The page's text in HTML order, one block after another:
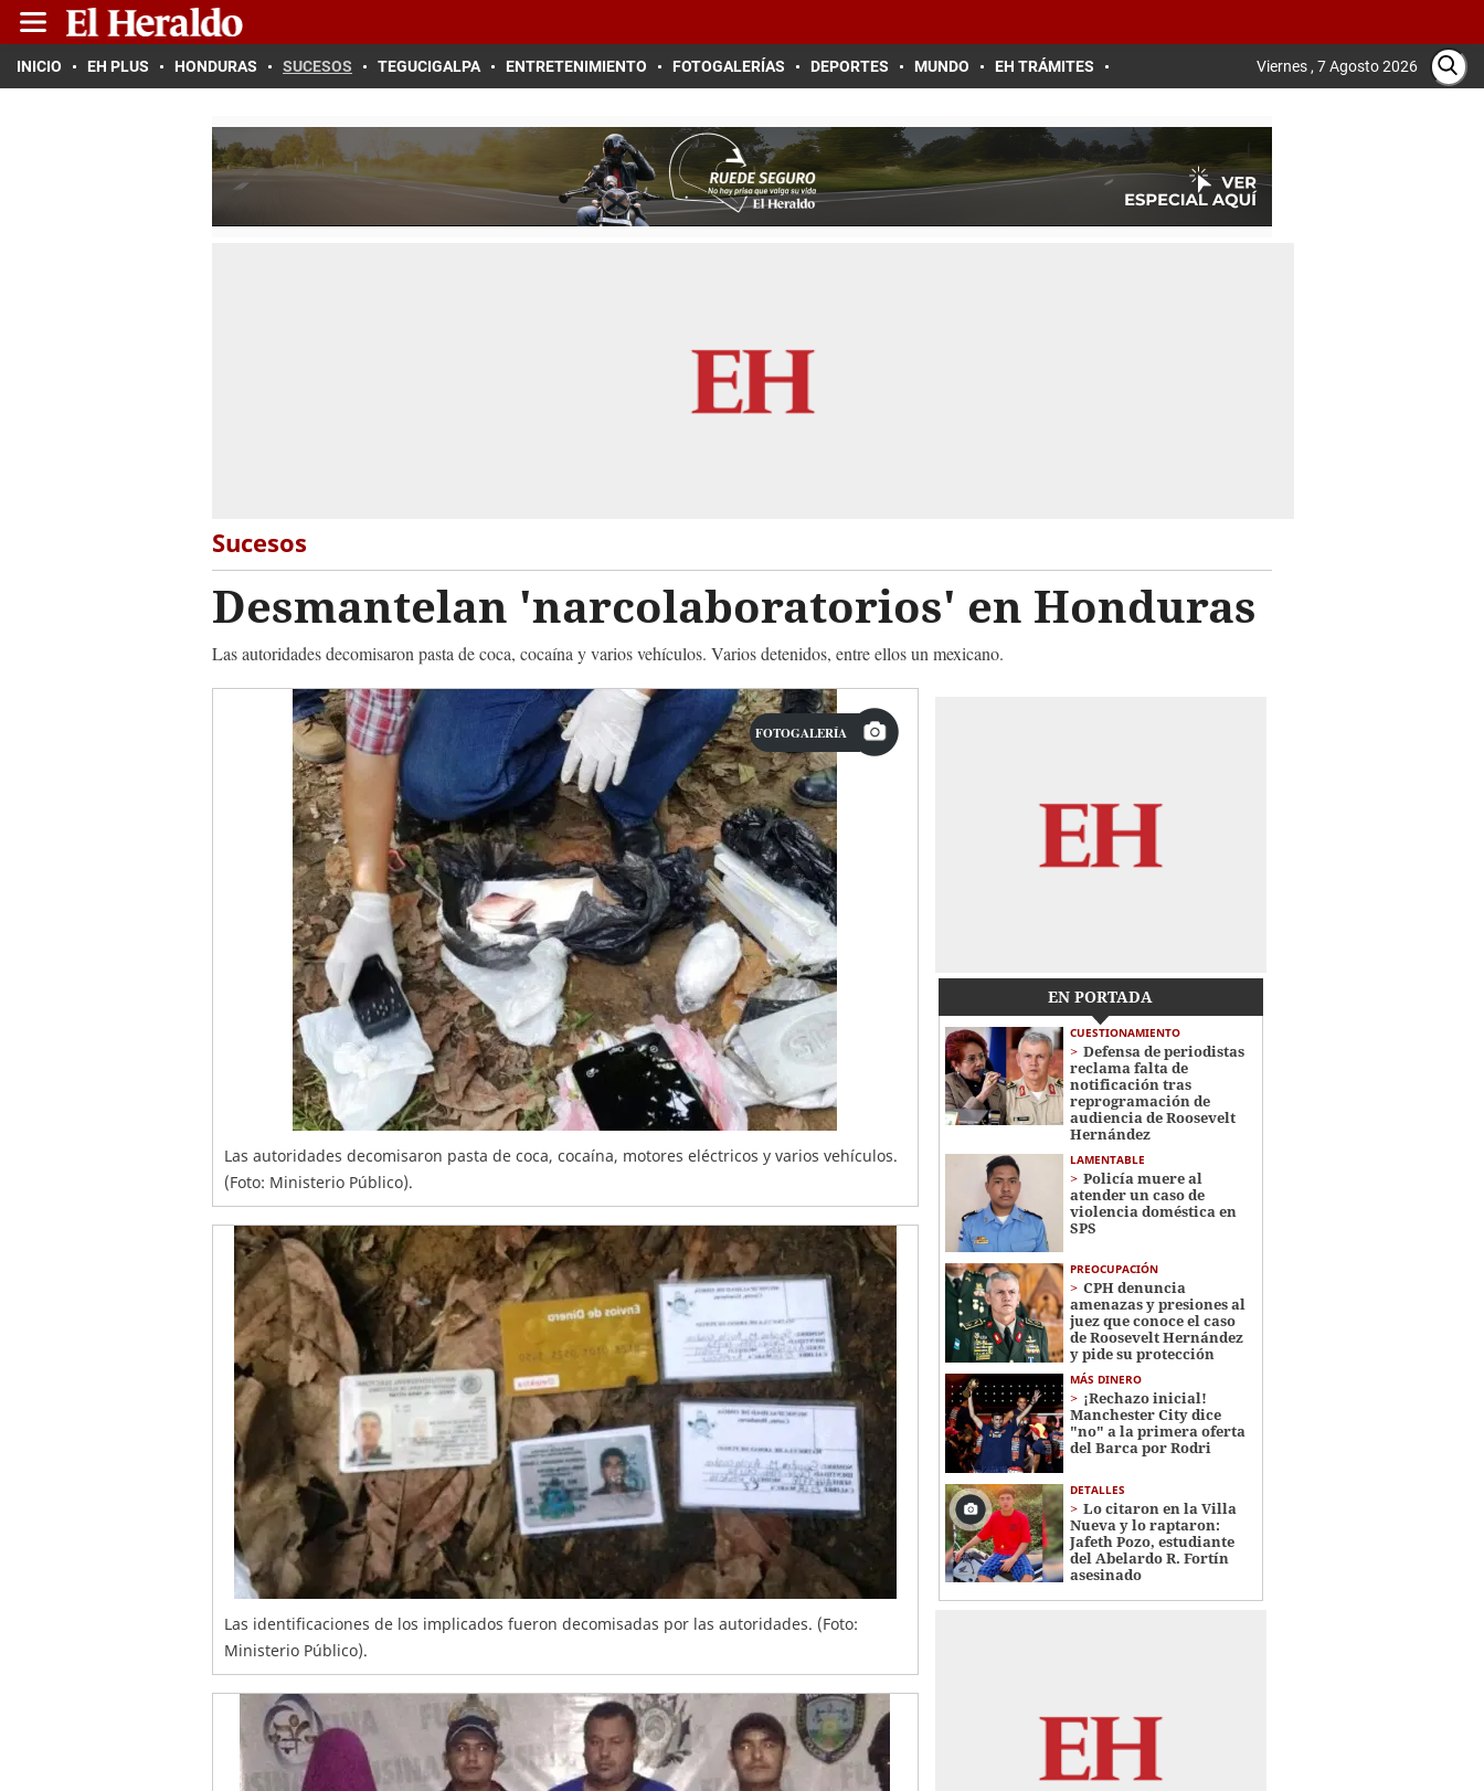
INICIO EH PLUS HONDURAS SUCESOS TEGUCIGALPA ENTRETENIMIENTO FOTOGALERÍAS DEPORTES MUNDO EH TRÁMITES Viernes , 7 Agosto 2026
Sucesos
Desmantelan 'narcolaboratorios' en Honduras
Las autoridades decomisaron pasta de coca, cocaína y varios vehículos. Varios detenidos, entre ellos un mexicano.
FOTOGALERÍA
Las autoridades decomisaron pasta de coca, cocaína, motores eléctricos y varios vehículos.
(Foto: Ministerio Público).
Las identificaciones de los implicados fueron decomisadas por las autoridades. (Foto:
Ministerio Público).
EN PORTADA
CUESTIONAMIENTO
Defensa de periodistas
reclama falta de
notificación tras
reprogramación de
audiencia de Roosevelt
Hernández
LAMENTABLE
Policía muere al
atender un caso de
violencia doméstica en
SPS
PREOCUPACIÓN
CPH denuncia
amenazas y presiones al
juez que conoce el caso
de Roosevelt Hernández
y pide su protección
MÁS DINERO
¡Rechazo inicial!
Manchester City dice
"no" a la primera oferta
del Barca por Rodri
DETALLES
Lo citaron en la Villa
Nueva y lo raptaron:
Jafeth Pozo, estudiante
del Abelardo R. Fortín
asesinado